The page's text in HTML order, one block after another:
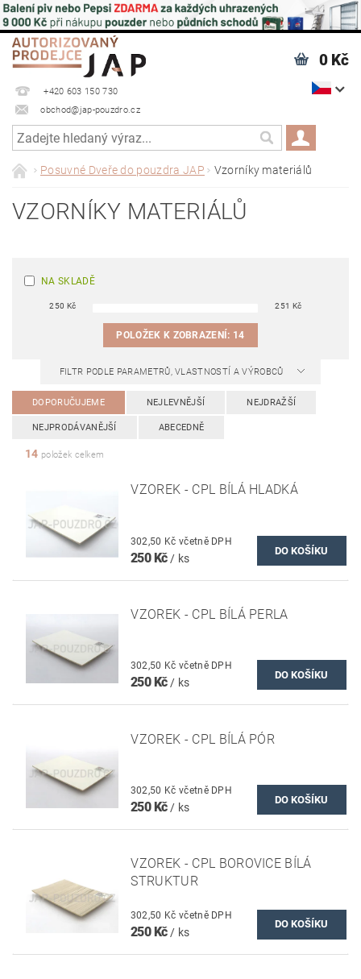
+420 603 150 730
obchod@jap-pouzdro.cz
0 Kč
Posuvné Dveře do pouzdra JAP Vzorníky materiálů
VZORNÍKY MATERIÁLŮ
NA SKLADĚ
250 Kč 251 Kč
POLOŽEK K ZOBRAZENÍ: 14
FILTR PODLE PARAMETRŮ, VLASTNOSTÍ A VÝROBCŮ
DOPORUČUJEME NEJLEVNĚJŠÍ NEJDRAŽŠÍ
NEJPRODÁVANĚJŠÍ ABECEDNĚ
14 položek celkem
VZOREK - CPL BÍLÁ HLADKÁ
302,50 Kč včetně DPH
250 Kč / ks
VZOREK - CPL BÍLÁ PERLA
302,50 Kč včetně DPH
250 Kč/ ks
VZOREK - CPL BÍLÁ PÓR
302,50 Kč včetně DPH
250 Kč/ ks
VZOREK - CPL BOROVICE BÍLÁ
STRUKTUR
302,50 Kč včetně DPH
250 Kč / ks